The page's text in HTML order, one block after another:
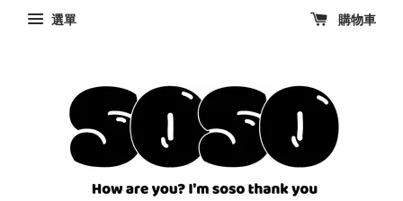
選單 購物車